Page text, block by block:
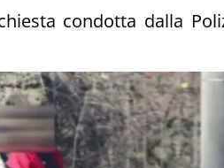
condotta dalla